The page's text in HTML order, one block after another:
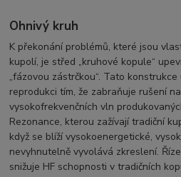
Ohnivý kruh
K překonání problémů, které jsou
kupolí, je střed „kruhové kopule“
„fázovou zástrčkou“. Tato
reprodukci tím, že zabraňuje rušení
vysokofrekvenčních vln
Rezonance, kterou zažívají tradiční
když se blíží vysokoenergetické,
nevyhnutelně vyvolává zkreslení.
snižuje HF schopnosti v tradičních